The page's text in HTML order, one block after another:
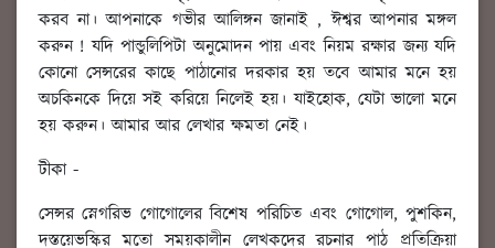
করব না। আপনাকে গভীর আলিঙ্গন জানাই , ঈশ্বর আপনার মঙ্গল
করুন ! যদি পান্ডুলিপিটা অনুমোদন পায় এবং নিয়ম রক্ষার জন্য যদি
কোনো সেন্সরের কাছে পাঠানোর দরকার হয় তবে আমার মনে হয়
অচকিনকে দিয়ে সই করিয়ে নিলেই হয়। যাইহোক, যেটা ভালো মনে
হয় করুন। আমার আর লেখার ক্ষমতা নেই।
টীকা -
সেন্সর স্নেগরিভ গোগোলের বিশেষ পরিচিত এবং গোগোল, পুশকিন,
দস্তয়েভস্কির মতো সময়কালীন লেখকদের রচনার পাঠ প্রতিক্রিয়া